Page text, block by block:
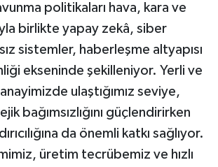
politikaları hava, kara ve
birlikte yapay zekâ, siber
sistemler, haberleşme altyapısı
ekseninde şekilleniyor. Yerli ve
ulaştığımız seviye,
bağımsızlığını güçlendirirken
da önemli katkı sağlıyor.
üretim tecrübemiz ve hızlı